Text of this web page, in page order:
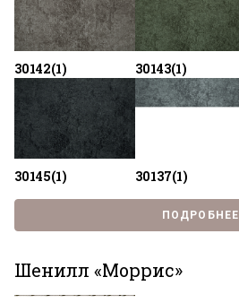
30142(1) 30143(1)
30145(1) 30137(1)
ПОДРОБНЕЕ
Шенилл «Моррис»